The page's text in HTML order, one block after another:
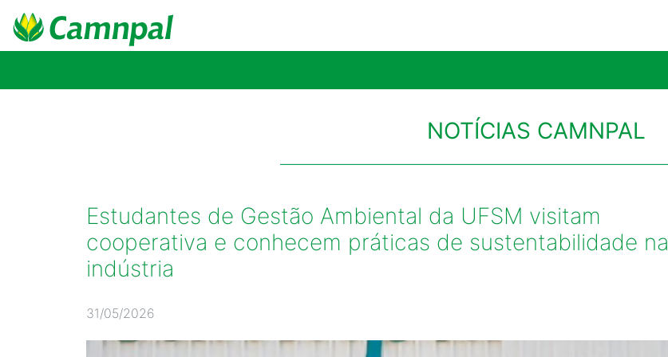
NOTÍCIAS CAMNPAL
Estudantes de Gestão Ambiental da UFSM visitam
cooperativa e conhecem práticas de sustentabilidade na
indústria
31/05/2026